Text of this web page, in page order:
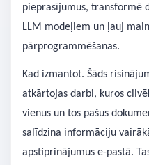
pieprasījumus, transformē
LLM modeļiem un ļauj
pārprogrammēšanas.
Kad izmantot. Šāds
atkārtojas darbi, kuros
vienus un tos pašus
salīdzina informāciju
apstiprinājumus e-pastā.